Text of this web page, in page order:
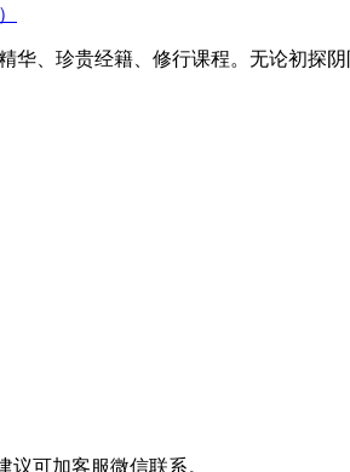
华、珍贵经籍、修行课程。无论初探
议可加客服微信联系。